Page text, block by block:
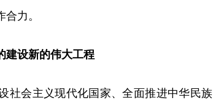
力。
建设新的伟大工程
社会主义现代化国家、全面推进中华民族